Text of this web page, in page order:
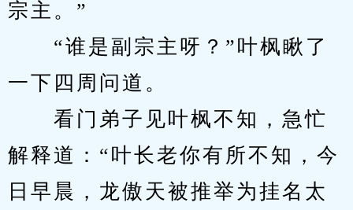
宗主。”
“谁是副宗主呀？”叶枫瞅了
一下四周问道。
看门弟子见叶枫不知，急忙
解释道：“叶长老你有所不知，今
日早晨，龙傲天被推举为挂名太